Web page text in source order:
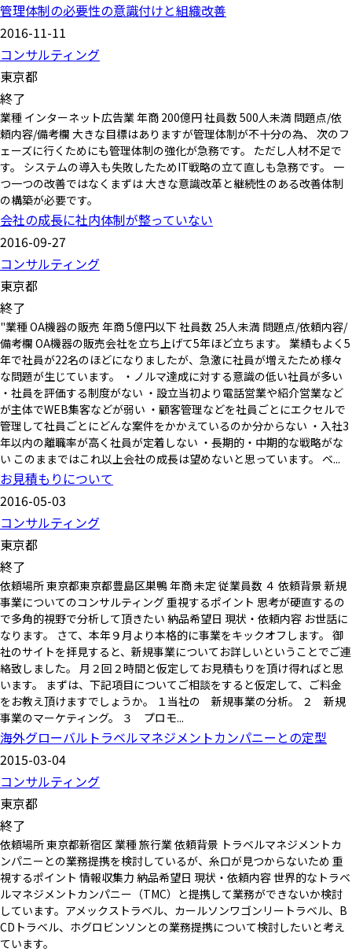
管理体制の必要性の意識付けと組織改善
2016-11-11
コンサルティング
東京都
終了
業種 インターネット広告業 年商 200億円 社員数 500人未満 問題点/依
頼内容/備考欄 大きな目標はありますが管理体制が不十分の為、 次のフ
ェーズに行くためにも管理体制の強化が急務です。 ただし人材不足で
す。 システムの導入も失敗したためIT戦略の立て直しも急務です。 一
つ一つの改善ではなくまずは 大きな意識改革と継続性のある改善体制
の構築が必要です。
会社の成長に社内体制が整っていない
2016-09-27
コンサルティング
東京都
終了
"業種 OA機器の販売 年商 5億円以下 社員数 25人未満 問題点/依頼内容/
備考欄 OA機器の販売会社を立ち上げて5年ほど立ちます。 業績もよく5
年で社員が22名のほどになりましたが、急激に社員が増えたため様々
な問題が生じています。 ・ノルマ達成に対する意識の低い社員が多い
・社員を評価する制度がない ・設立当初より電話営業や紹介営業など
が主体でWEB集客などが弱い ・顧客管理などを社員ごとにエクセルで
管理して社員ごとにどんな案件をかかえているのか分からない ・入社3
年以内の離職率が高く社員が定着しない ・長期的・中期的な戦略がな
い このままではこれ以上会社の成長は望めないと思っています。 ベ...
お見積もりについて
2016-05-03
コンサルティング
東京都
終了
依頼場所 東京都東京都豊島区巣鴨 年商 未定 従業員数 ４ 依頼背景 新規
事業についてのコンサルティング 重視するポイント 思考が硬直するの
で多角的視野で分析して頂きたい 納品希望日 現状・依頼内容 お世話に
なります。 さて、本年９月より本格的に事業をキックオフします。 御
社のサイトを拝見すると、新規事業についてお詳しいということでご連
絡致しました。 月２回２時間と仮定してお見積もりを頂け得ればと思
います。 まずは、下記項目についてご相談をすると仮定して、ご料金
をお教え頂けますでしょうか。 １当社の 新規事業の分析。 ２ 新規
事業のマーケティング。 ３ プロモ...
海外グローバルトラベルマネジメントカンパニーとの定型
2015-03-04
コンサルティング
東京都
終了
依頼場所 東京都新宿区 業種 旅行業 依頼背景 トラベルマネジメントカ
ンパニーとの業務提携を検討しているが、糸口が見つからないため 重
視するポイント 情報収集力 納品希望日 現状・依頼内容 世界的なトラベ
ルマネジメントカンパニー（TMC）と提携して業務ができないか検討
しています。アメックストラベル、カールソンワゴンリートラベル、B
CDトラベル、ホグロビンソンとの業務提携について検討したいと考え
ています。